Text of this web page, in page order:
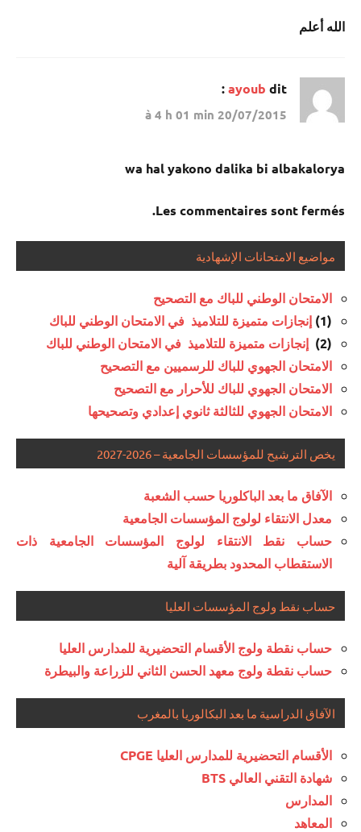
الله أعلم
ayoub dit :
20/07/2015 à 4 h 01 min
wa hal yakono dalika bi albakalorya
Les commentaires sont fermés.
مواضيع الامتحانات الإشهادية
الامتحان الوطني للباك مع التصحيح
(1)
إنجازات متميزة للتلاميذ في الامتحان الوطني للباك
(2)
إنجازات متميزة للتلاميذ في الامتحان الوطني للباك
الامتحان الجهوي للباك للرسميين مع التصحيح
الامتحان الجهوي للباك للأحرار مع التصحيح
الامتحان الجهوي للثالثة ثانوي إعدادي وتصحيحها
يخص الترشيح للمؤسسات الجامعية – 2026-2027
الآفاق ما بعد الباكلوريا حسب الشعبة
معدل الانتقاء لولوج المؤسسات الجامعية
حساب نقط الانتقاء لولوج المؤسسات الجامعية ذات
الاستقطاب المحدود بطريقة آلية
حساب نقط ولوج المؤسسات العليا
حساب نقطة ولوج الأقسام التحضيرية للمدارس العليا
حساب نقطة ولوج معهد الحسن الثاني للزراعة والبيطرة
الآفاق الدراسية ما بعد البكالوريا بالمغرب
الأقسام التحضيرية للمدارس العليا CPGE
شهادة التقني العالي BTS
المدارس
المعاهد